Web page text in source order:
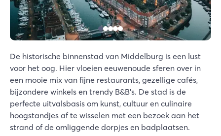
De historische binnenstad van Middelburg is een lust
voor het oog. Hier vloeien eeuwenoude sferen over in
een mooie mix van fijne restaurants, gezellige cafés,
bijzondere winkels en trendy B&B's. De stad is de
perfecte uitvalsbasis om kunst, cultuur en culinaire
hoogstandjes af te wisselen met een bezoek aan het
strand of de omliggende dorpjes en badplaatsen.